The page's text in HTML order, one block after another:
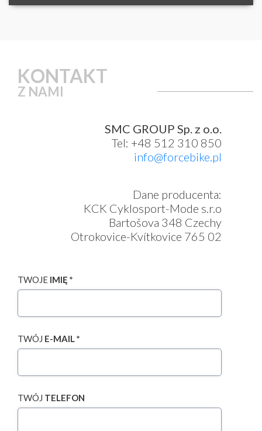
KONTAKT
Z NAMI
SMC GROUP Sp. z o.o.
Tel: +48 512 310 850
info@forcebike.pl
Dane producenta:
KCK Cyklosport-Mode s.r.o
Bartošova 348 Czechy
Otrokovice-Kvítkovice 765 02
TWOJE IMIĘ *
TWÓJ E-MAIL *
TWÓJ TELEFON